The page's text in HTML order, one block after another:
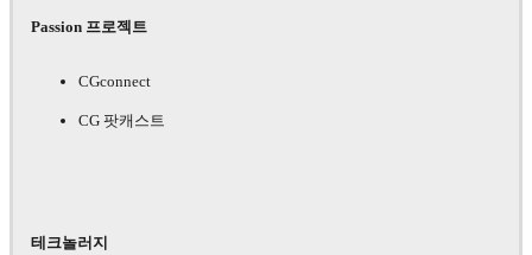
Passion 프로젝트
CGconnect
CG 팟캐스트
테크놀러지